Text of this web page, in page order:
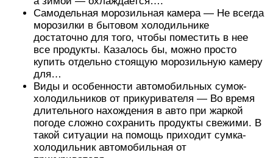
Самодельная морозильная камера — Не всегда
морозилки в бытовом холодильнике
достаточно для того, чтобы поместить в нее
все продукты. Казалось бы, можно просто
купить отдельно стоящую морозильную камеру
для…
Виды и особенности автомобильных сумок-
холодильников от прикуривателя — Во время
длительного нахождения в авто при жаркой
погоде сложно сохранить продукты свежими. В
такой ситуации на помощь приходит сумка-
холодильник автомобильная от